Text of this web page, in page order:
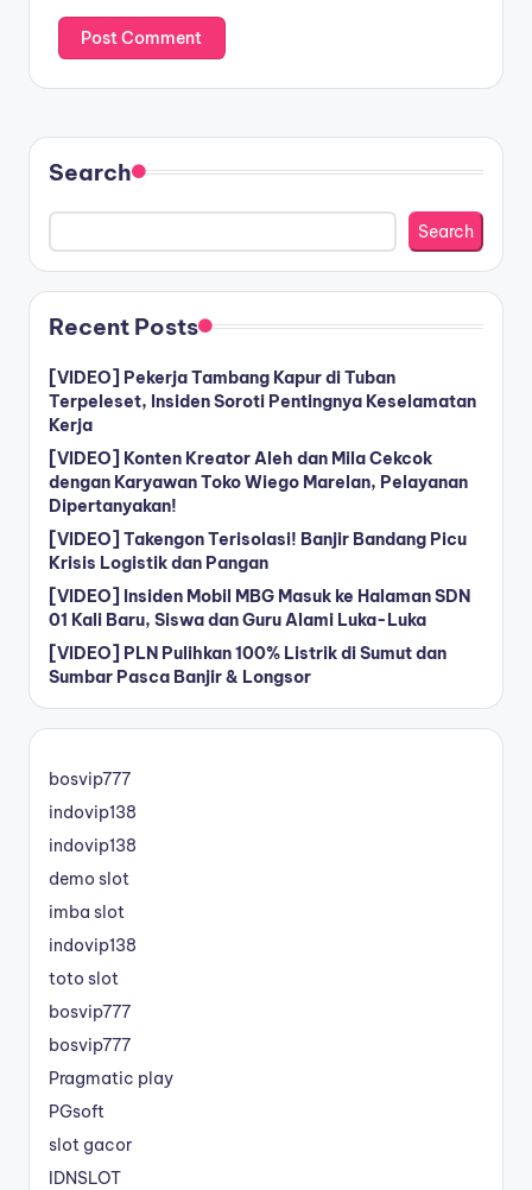
Search
Search
Recent Posts
[VIDEO] Pekerja Tambang Kapur di Tuban
Terpeleset, Insiden Soroti Pentingnya Keselamatan
Kerja
[VIDEO] Konten Kreator Aleh dan Mila Cekcok
dengan Karyawan Toko Wiego Marelan, Pelayanan
Dipertanyakan!
[VIDEO] Takengon Terisolasi! Banjir Bandang Picu
Krisis Logistik dan Pangan
[VIDEO] Insiden Mobil MBG Masuk ke Halaman SDN
01 Kali Baru, Siswa dan Guru Alami Luka-Luka
[VIDEO] PLN Pulihkan 100% Listrik di Sumut dan
Sumbar Pasca Banjir & Longsor
bosvip777
indovip138
indovip138
demo slot
imba slot
indovip138
toto slot
bosvip777
bosvip777
Pragmatic play
PGsoft
slot gacor
IDNSLOT